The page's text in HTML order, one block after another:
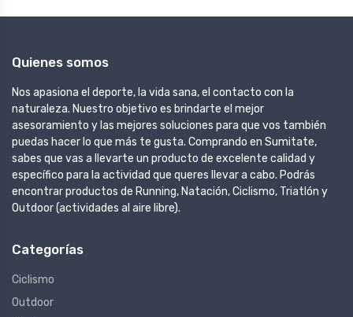
Quienes somos
Nos apasiona el deporte, la vida sana, el contacto con la
naturaleza. Nuestro objetivo es brindarte el mejor
asesoramiento y las mejores soluciones para que vos también
puedas hacer lo que más te gusta. Comprando en Sumitate,
sabes que vas a llevarte un producto de excelente calidad y
específico para la actividad que queres llevar a cabo. Podrás
encontrar productos de Running, Natación, Ciclismo, Triatlón y
Outdoor (actividades al aire libre).
Categorías
Ciclismo
Outdoor